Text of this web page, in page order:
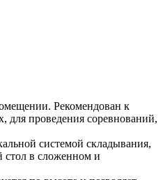
Рекомендован к
для проведения соревнований,
системой складывания,
стол в сложенном и